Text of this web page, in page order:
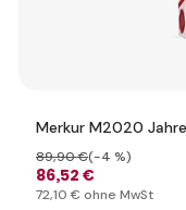
Merkur M2020
86,52 €
89,90 €(-4 %)
72,10 € ohne MwSt